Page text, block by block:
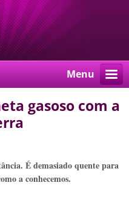
Menu
gasoso com a
É demasiado quente para
a conhecemos.